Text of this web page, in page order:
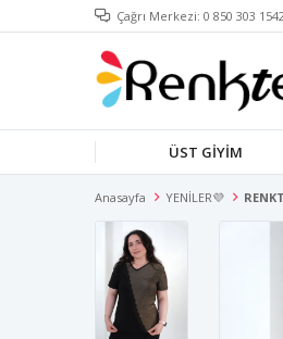
Çağrı Merkezi: 0 850 303
ÜST GİYİM
Anasayfa YENİLER💜